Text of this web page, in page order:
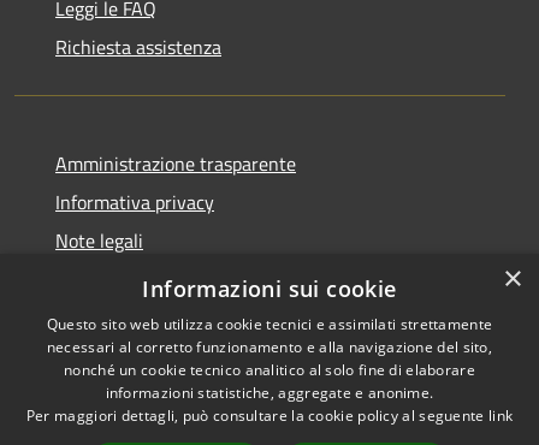
Leggi le FAQ
Richiesta assistenza
Amministrazione trasparente
Informativa privacy
Note legali
Dichiarazione di accessibilità
Accessibilità
Copyright © 2026 • Comune di
Pantigliate • Powered by
×
Informazioni sui cookie
Questo sito web utilizza cookie tecnici e assimilati strettamente
necessari al corretto funzionamento e alla navigazione del sito,
nonché un cookie tecnico analitico al solo fine di elaborare
informazioni statistiche, aggregate e anonime.
Per maggiori dettagli, può consultare la cookie policy al seguente link